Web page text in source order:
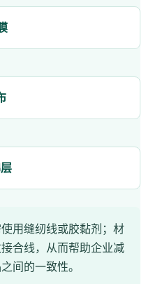
用缝纫线或胶黏剂；材
合线，从而帮助企业减
间的一致性。